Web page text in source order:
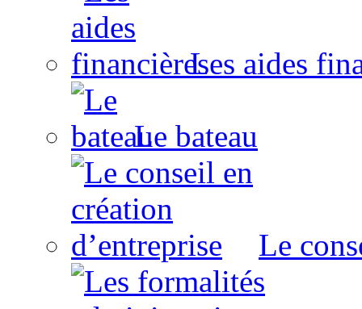
Les aides
Le bateau
Le